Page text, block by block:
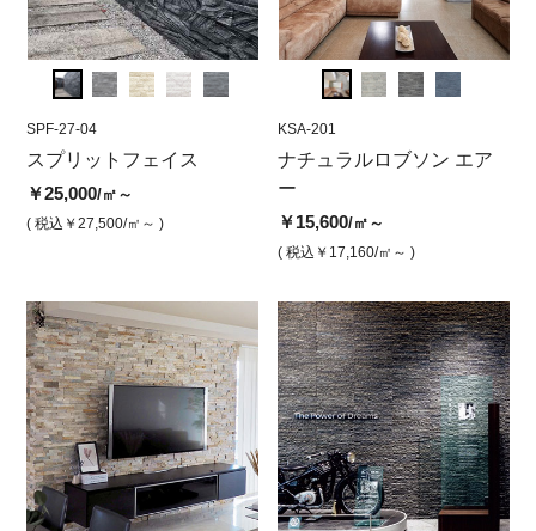
SPF-27-04
スプリットフェイス
￥25,000/㎡～
( 税込￥27,500/㎡～ )
SPF-27-04
スプリットフェイス モン
ガ ブラック（大理石）
￥25,000/㎡
( 税込￥27,500/㎡ )
スプ
KSA-203
ナチュラルロブソン エア
ーシリーズ ブラック
￥15,600/㎡
KSA-201
ナチュラルロブソン エア
ー
￥15,600/㎡～
( 税込￥17,160/㎡～ )